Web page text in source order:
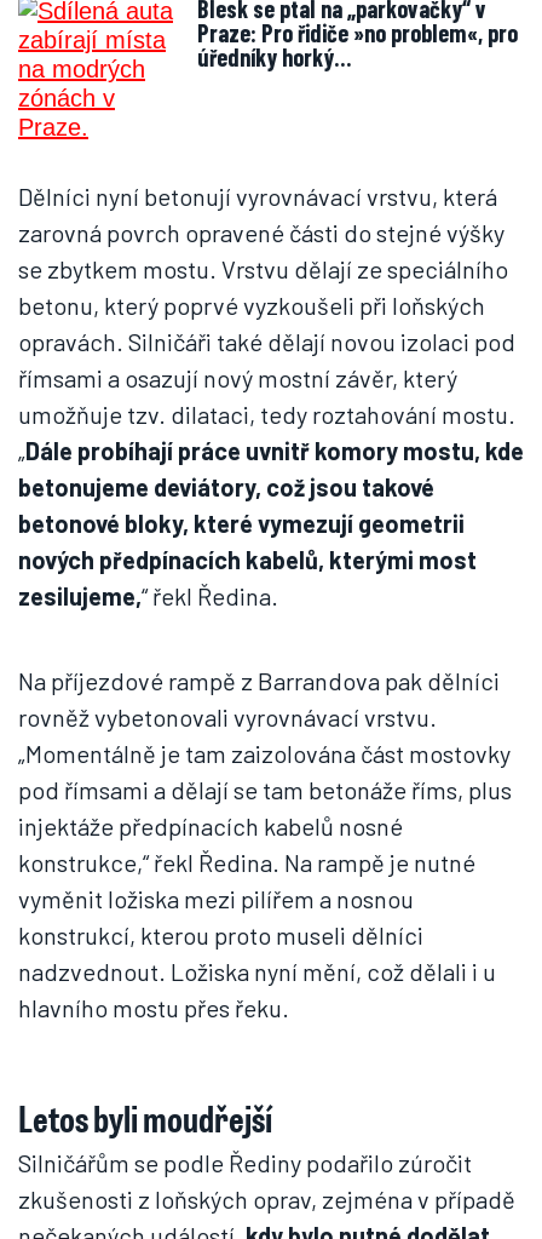
Blesk se ptal na „parkovačky“ v
Praze: Pro řidiče »no problem«, pro
úředníky horký…
Dělníci nyní betonují vyrovnávací vrstvu, která
zarovná povrch opravené části do stejné výšky
se zbytkem mostu. Vrstvu dělají ze speciálního
betonu, který poprvé vyzkoušeli při loňských
opravách. Silničáři také dělají novou izolaci pod
římsami a osazují nový mostní závěr, který
umožňuje tzv. dilataci, tedy roztahování mostu.
„Dále probíhají práce uvnitř komory mostu, kde
betonujeme deviátory, což jsou takové
betonové bloky, které vymezují geometrii
nových předpínacích kabelů, kterými most
zesilujeme,“ řekl Ředina.
Na příjezdové rampě z Barrandova pak dělníci
rovněž vybetonovali vyrovnávací vrstvu.
„Momentálně je tam zaizolována část mostovky
pod římsami a dělají se tam betonáže říms, plus
injektáže předpínacích kabelů nosné
konstrukce,“ řekl Ředina. Na rampě je nutné
vyměnit ložiska mezi pilířem a nosnou
konstrukcí, kterou proto museli dělníci
nadzvednout. Ložiska nyní mění, což dělali i u
hlavního mostu přes řeku.
Letos byli moudřejší
Silničářům se podle Řediny podařilo zúročit
zkušenosti z loňských oprav, zejména v případě